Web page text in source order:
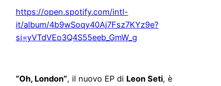
https://open.spotify.com/intl-
it/album/4b9wSoqy40Aj7Fsz7KYz9e?
si=yVTdVEo3Q4S55eeb_GmW_g
“Oh, London”, il nuovo EP di Leon Seti, è